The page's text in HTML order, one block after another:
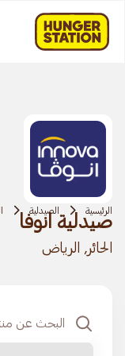
الرئيسية الصيدلية
صيدلية انوفا
الحائر, الرياض